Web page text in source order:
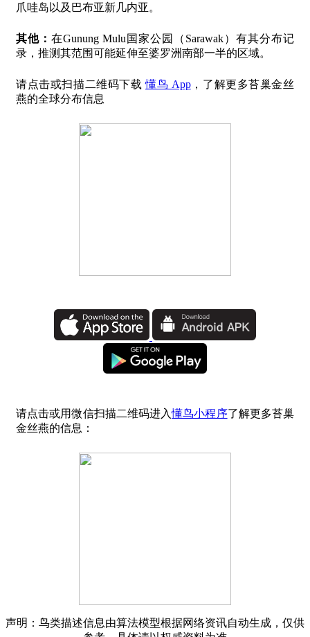
爪哇岛以及巴布亚新几内亚。
其他： 在Gunung Mulu国家公园（Sarawak）有其分布记
录，推测其范围可能延伸至婆罗洲南部一半的区域。
请点击或扫描二维码下载懂鸟 App，了解更多苔巢金丝
燕的全球分布信息
请点击或用微信扫描二维码进入懂鸟小程序了解更多苔巢
金丝燕的信息：
声明：鸟类描述信息由算法模型根据网络资讯自动生成，仅供